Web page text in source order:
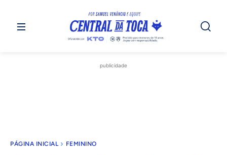
publicidade
PÁGINA INICIAL FEMININO